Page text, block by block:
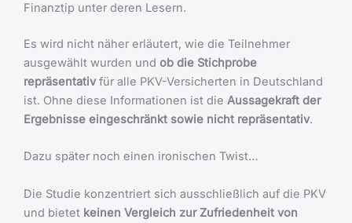
Finanztip unter deren Lesern.
Es wird nicht näher erläutert, wie die Teilnehmer
ausgewählt wurden und ob die Stichprobe
repräsentativfür alle PKV-Versicherten in Deutschland
ist. Ohne diese Informationen ist die Aussagekraft der
Ergebnisse eingeschränkt sowie nicht repräsentativ.
Dazu später noch einen ironischen Twist…
Die Studie konzentriert sich ausschließlich auf die PKV
und bietet keinen Vergleich zur Zufriedenheit von